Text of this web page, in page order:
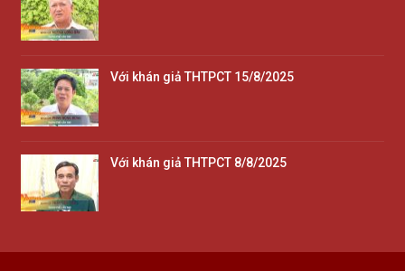
Với khán giả THTPCT 15/8/2025
Với khán giả THTPCT 8/8/2025